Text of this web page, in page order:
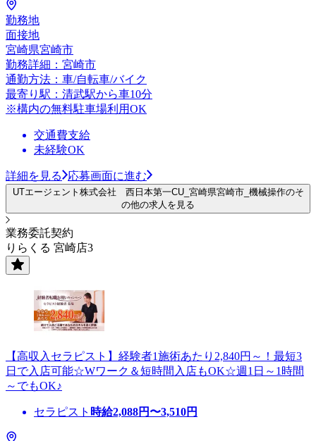
勤務地
面接地
宮崎県宮崎市
勤務詳細：宮崎市
通勤方法：車/自転車/バイク
最寄り駅：清武駅から車10分
※構内の無料駐車場利用OK
交通費支給
未経験OK
詳細を見る 応募画面に進む
UTエージェント株式会社 西日本第一CU_宮崎県宮崎市_機械操作のそ
の他の求人を見る
業務委託契約
りらくる 宮崎店3
【高収入セラピスト】経験者1施術あたり2,840円～！最短3
日で入店可能☆Wワーク＆短時間入店もOK☆週1日～1時間
～でもOK♪
セラピスト 時給2,088円〜3,510円